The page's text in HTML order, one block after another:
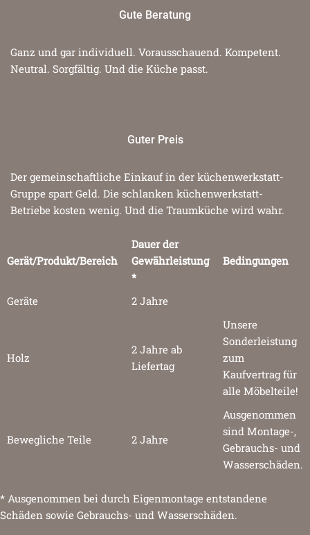
Gute Beratung
Ganz und gar individuell. Vorausschauend. Kompetent.
Neutral. Sorgfältig. Und die Küche passt.
Guter Preis
Der gemeinschaftliche Einkauf in der küchenwerkstatt-
Gruppe spart Geld. Die schlanken küchenwerkstatt-
Betriebe kosten wenig. Und die Traumküche wird wahr.
Gerät/Produkt/Bereich
Dauer der
Gewährleistung
*
Bedingungen
Geräte 2 Jahre
Holz
2 Jahre ab
Liefertag
Unsere
Sonderleistung
zum
Kaufvertrag für
alle Möbelteile!
Bewegliche Teile 2 Jahre
Ausgenommen
sind Montage-,
Gebrauchs- und
Wasserschäden.
* Ausgenommen bei durch Eigenmontage entstandene
Schäden sowie Gebrauchs- und Wasserschäden.